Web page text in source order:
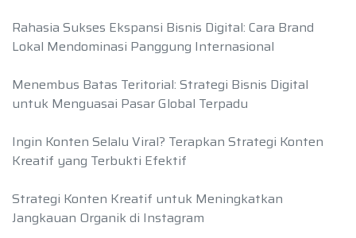
Rahasia Sukses Ekspansi Bisnis Digital: Cara Brand
Lokal Mendominasi Panggung Internasional
Menembus Batas Teritorial: Strategi Bisnis Digital
untuk Menguasai Pasar Global Terpadu
Ingin Konten Selalu Viral? Terapkan Strategi Konten
Kreatif yang Terbukti Efektif
Strategi Konten Kreatif untuk Meningkatkan
Jangkauan Organik di Instagram